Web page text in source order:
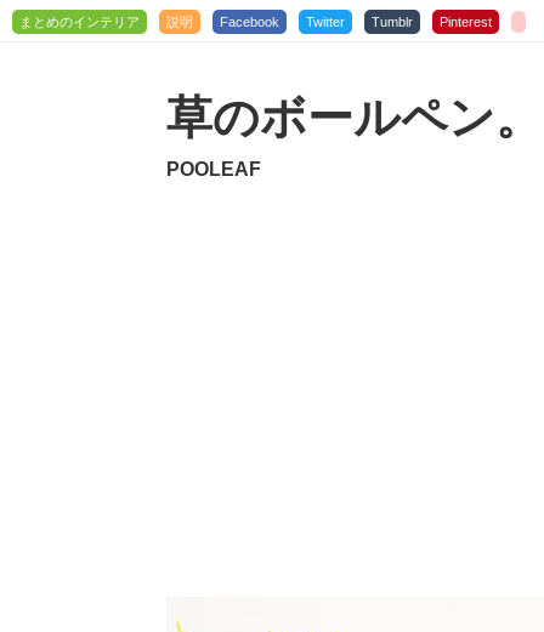
まとめのインテリア 説明 Facebook Twitter Tumblr Pinterest
草のボールペン。
POOLEAF